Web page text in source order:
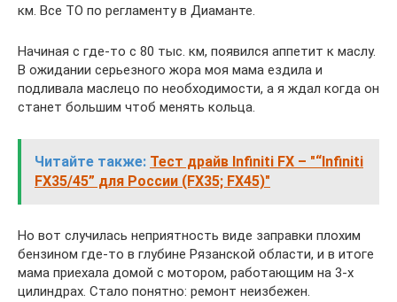
км. Все ТО по регламенту в Диаманте.
Начиная с где-то с 80 тыс. км, появился аппетит к маслу.
В ожидании серьезного жора моя мама ездила и
подливала маслецо по необходимости, а я ждал когда он
станет большим чтоб менять кольца.
Читайте также: Тест драйв Infiniti FX – "“Infiniti
FX35/45” для России (FX35; FX45)"
Но вот случилась неприятность виде заправки плохим
бензином где-то в глубине Рязанской области, и в итоге
мама приехала домой с мотором, работающим на 3-х
цилиндрах. Стало понятно: ремонт неизбежен.